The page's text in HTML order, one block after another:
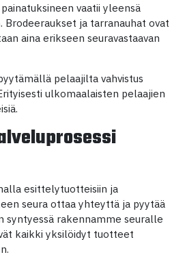
painatuksineen vaatii yleensä
Brodeeraukset ja tarranauhat ovat
aina erikseen seuravastaavan
pelaajilta vahvistus
ulkomaalaisten pelaajien
esittelytuotteisiin ja
seura ottaa yhteyttä ja pyytää
syntyessä rakennamme seuralle
kaikki yksilöidyt tuotteet